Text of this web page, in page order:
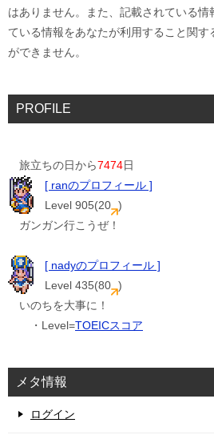
はありません。また、記載されている
ている情報をあなたが利用すること関す
ができません。
PROFILE
旅立ちの日から7474日
[ ranのプロフィール ]
Level 905(20 )
ガンガン行こうぜ！
[ nadyのプロフィール ]
Level 435(80 )
いのちを大事に！
・Level=TOEICスコア
メタ情報
ログイン